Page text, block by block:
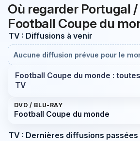
Où regarder Portugal
Football Coupe du
TV : Diffusions à venir
Aucune diffusion prévue pour le
Football Coupe du monde :
TV
DVD / BLU-RAY
Football Coupe du monde
TV : Dernières diffusions passées